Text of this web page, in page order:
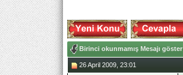
Birinci okunmamış Mesajı göster
26 April 2009, 23:01